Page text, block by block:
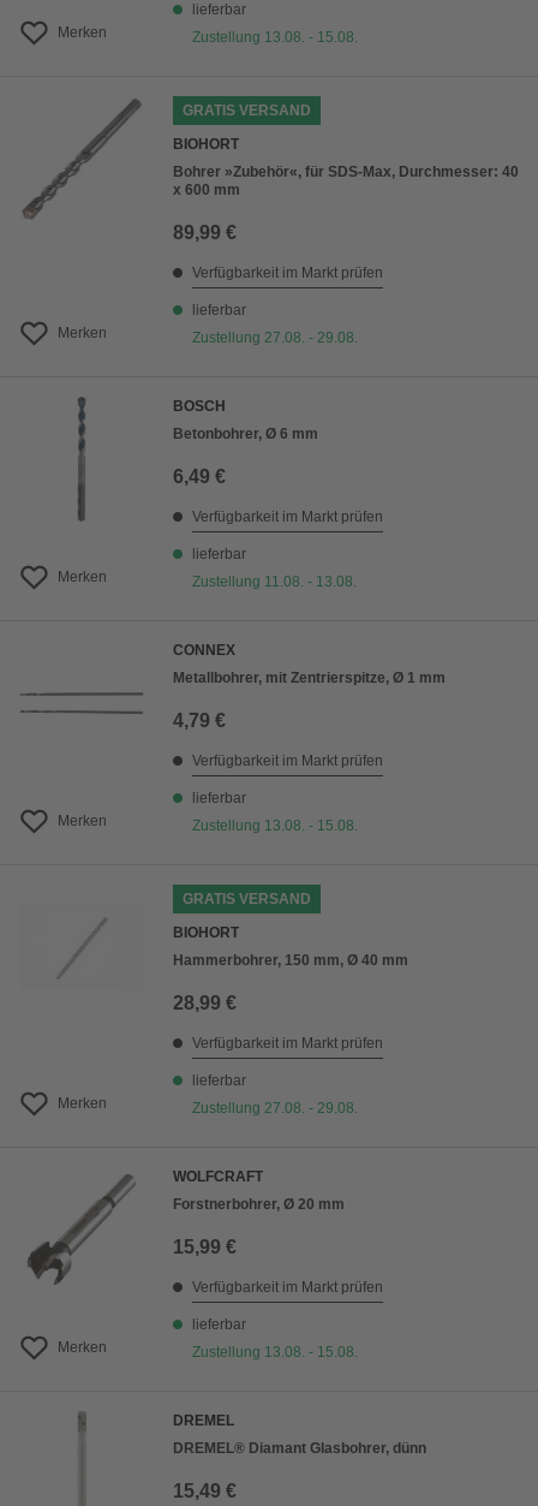
Merken
lieferbar
Zustellung 13.08. - 15.08.
Merken
GRATIS VERSAND
BIOHORT
Bohrer »Zubehör«, für SDS-Max, Durchmesser: 40
x 600 mm
89,99 €
Verfügbarkeit im Markt prüfen
lieferbar
Zustellung 27.08. - 29.08.
Merken
BOSCH
Betonbohrer, Ø 6 mm
6,49 €
Verfügbarkeit im Markt prüfen
lieferbar
Zustellung 11.08. - 13.08.
Merken
CONNEX
Metallbohrer, mit Zentrierspitze, Ø 1 mm
4,79 €
Verfügbarkeit im Markt prüfen
lieferbar
Zustellung 13.08. - 15.08.
Merken
GRATIS VERSAND
BIOHORT
Hammerbohrer, 150 mm, Ø 40 mm
28,99 €
Verfügbarkeit im Markt prüfen
lieferbar
Zustellung 27.08. - 29.08.
Merken
WOLFCRAFT
Forstnerbohrer, Ø 20 mm
15,99 €
Verfügbarkeit im Markt prüfen
lieferbar
Zustellung 13.08. - 15.08.
DREMEL
DREMEL® Diamant Glasbohrer, dünn
15,49 €